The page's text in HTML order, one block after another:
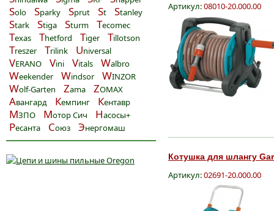
Solo Sparky Sprut St Stanley
Stark Stiga Sturm Tecomec
Texas Thetford Tiger Tillotson
Treszer Trilink Universal
VERANO Vini Vitals Walbro
Weekender Windsor WINZOR
Wolf-Garten Zama ZOMAX
Авангард Кемпинг Кентавр
МЗПО Мотор Сич Насосы+
Ресанта Союз Энергомаш
Артикул:08010-20.000.00
Котушка для шлангу
Артикул:02691-20.000.00